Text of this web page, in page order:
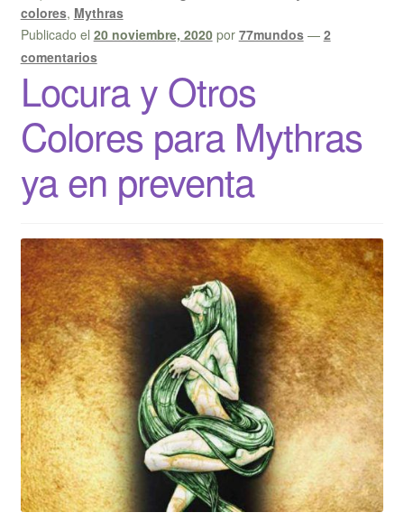
colores, Mythras
Publicado el 20 noviembre, 2020 por 77mundos — 2
comentarios
Locura y Otros
Colores para Mythras
ya en preventa